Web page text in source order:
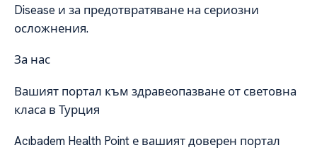
Disease и за предотвратяване на сериозни
осложнения.
За нас
Вашият портал към здравеопазване от световна
класа в Турция
Acıbadem Health Point е вашият доверен портал